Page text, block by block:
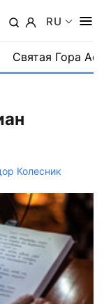
RU
Святая Гора
Колесник